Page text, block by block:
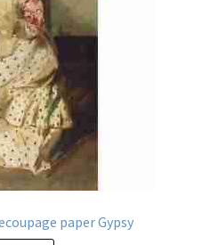
paper Gypsy